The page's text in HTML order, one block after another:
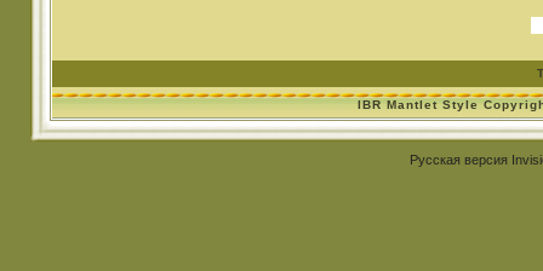
IBR Mantlet Style
Русская версия